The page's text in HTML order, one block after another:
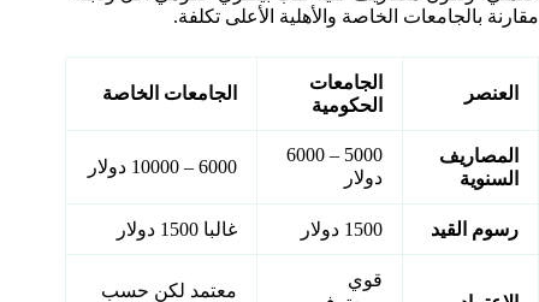
مقارنة بالجامعات الخاصة والأهلية الأعلى تكلفة.
العنصر
الجامعات
الحكومية
الجامعات الخاصة
المصاريف
السنوية
5000 – 6000
دولار
6000 – 10000 دولار
رسوم القيد 1500 دولار غالبا 1500 دولار
قوي
معتمد لكن حسب